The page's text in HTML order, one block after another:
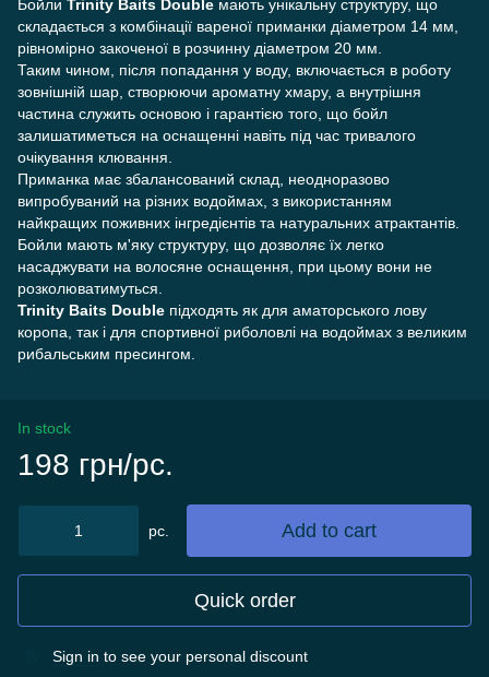
Бойли Trinity Baits Double мають унікальну структуру, що
складається з комбінації вареної приманки діаметром 14 мм,
рівномірно закоченої в розчинну діаметром 20 мм.
Таким чином, після попадання у воду, включається в роботу
зовнішній шар, створюючи ароматну хмару, а внутрішня
частина служить основою і гарантією того, що бойл
залишатиметься на оснащенні навіть під час тривалого
очікування клювання.
Приманка має збалансований склад, неодноразово
випробуваний на різних водоймах, з використанням
найкращих поживних інгредієнтів та натуральних атрактантів.
Бойли мають м'яку структуру, що дозволяє їх легко
насаджувати на волосяне оснащення, при цьому вони не
розколюватимуться.
Trinity Baits Double підходять як для аматорського лову
коропа, так і для спортивної риболовлі на водоймах з великим
рибальським пресингом.
In stock
198 грн/pc.
pc. Add to cart
Quick order
Sign in to see your personal discount